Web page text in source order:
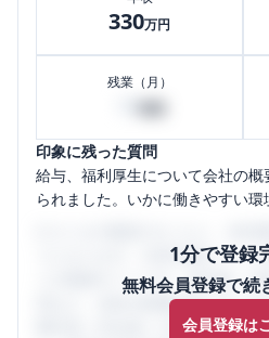
330万円
残業（月）
印象に残った質問
給与、福利厚生について会社の
られました。いかに働きやすい
1分で登録
無料会員登録で続
会員登録は
うになります。SHEHUB(シーハ
ミの投稿サイトです。給与面・
判など、女性の転職は気にすべ
輩社員（元社員）の口コミを通し